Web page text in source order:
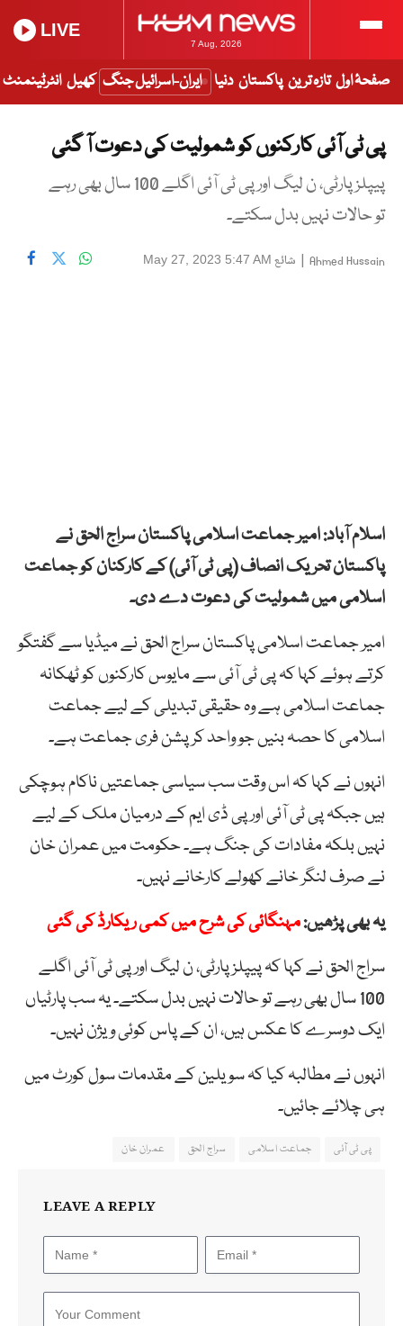
7 Aug, 2026
LIVE
صفحۂ اول تازہ ترین پاکستان دنیا ایران-اسرائیل جنگ کھیل انٹرٹینمنٹ
پی ٹی آئی کارکنوں کو شمولیت کی دعوت آ گئی
پیپلز پارٹی، ن لیگ اور پی ٹی آئی اگلے 100 سال بھی رہے
تو حالات نہیں بدل سکتے۔
Ahmed Hussain
| شائع May 27, 2023 5:47 AM
اسلام آباد: امیر جماعت اسلامی پاکستان سراج الحق نے
پاکستان تحریک انصاف (پی ٹی آئی) کے کارکنان کو جماعت
اسلامی میں شمولیت کی دعوت دے دی۔
امیر جماعت اسلامی پاکستان سراج الحق نے میڈیا سے گفتگو
کرتے ہوئے کہا کہ پی ٹی آئی سے مایوس کارکنوں کو ٹھکانہ
جماعت اسلامی ہے وہ حقیقی تبدیلی کے لیے جماعت
اسلامی کا حصہ بنیں جو واحد کرپشن فری جماعت ہے۔
انہوں نے کہا کہ اس وقت سب سیاسی جماعتیں ناکام ہوچکی
ہیں جبکہ پی ٹی آئی اور پی ڈی ایم کے درمیان ملک کے لیے
نہیں بلکہ مفادات کی جنگ ہے۔ حکومت میں عمران خان
نے صرف لنگر خانے کھولے کارخانے نہیں۔
یہ بھی پڑھیں:مہنگائی کی شرح میں کمی ریکارڈ کی گئی
سراج الحق نے کہا کہ پیپلز پارٹی، ن لیگ اور پی ٹی آئی اگلے
100 سال بھی رہے تو حالات نہیں بدل سکتے۔ یہ سب پارٹیاں
ایک دوسرے کا عکس ہیں، ان کے پاس کوئی ویژن نہیں۔
انہوں نے مطالبہ کیا کہ سویلین کے مقدمات سول کورٹ میں
ہی چلائے جائیں۔
پی ٹی آئی جماعت اسلامی سراج الحق عمران خان
LEAVE A REPLY